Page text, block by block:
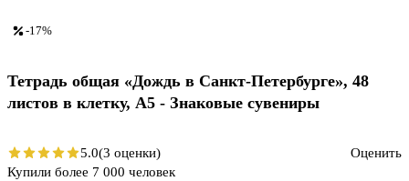
-17%
Тетрадь общая «Дождь в Санкт-Петербурге», 48
листов в клетку, A5 - Знаковые сувениры
5.0(3 оценки)
Оценить
Купили более 7 000 человек